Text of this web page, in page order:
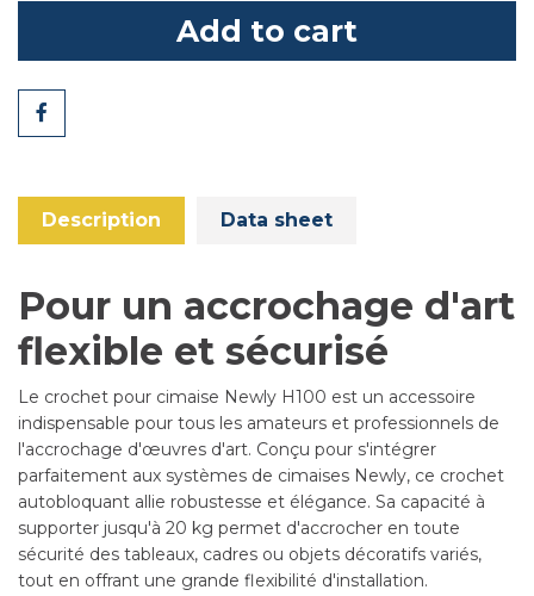
Add to cart
Share
Description Data sheet
Pour un accrochage d'art
flexible et sécurisé
Le crochet pour cimaise Newly H100 est un accessoire
indispensable pour tous les amateurs et professionnels de
l'accrochage d'œuvres d'art. Conçu pour s'intégrer
parfaitement aux systèmes de cimaises Newly, ce crochet
autobloquant allie robustesse et élégance. Sa capacité à
supporter jusqu'à 20 kg permet d'accrocher en toute
sécurité des tableaux, cadres ou objets décoratifs variés,
tout en offrant une grande flexibilité d'installation.